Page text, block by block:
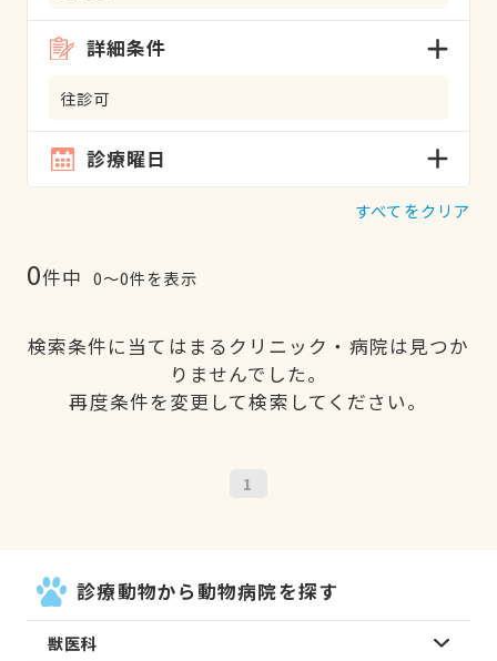
詳細条件
往診可
診療曜日
すべてをクリア
0件中 0〜0件を表示
検索条件に当てはまるクリニック・病院は見つか
りませんでした。
再度条件を変更して検索してください。
1
診療動物から動物病院を探す
獣医科